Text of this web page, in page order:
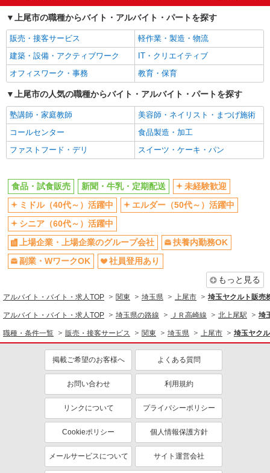
エルダー（50代～）活躍中
シニア（60代～）活躍中
上場企業・上場企業のグループ会
社
扶養内勤務OK
副業・WワークOK 社員登用あり
同じ職種から求人を探す
販売・接客サービス
食品・試食販売
ドライバー・配達
同じ特徴から求人を探す
上場企業・上場企業のグループ会
社
扶養内勤務OK
副業・WワークOK
上尾市の職種からバイト・アルバイト・パートを探す
販売・接客サービス
軽作業・製造・物流
建築・設備・アクティブワーク
IT・クリエイティブ
オフィスワーク・事務
教育・保育
上尾市の人気の職種からバイト・アルバイト・パートを探す
塾講師・家庭教師
美容師・ネイリスト・まつげ施術
コールセンター
食品製造・加工
ファストフード・デリ
スイーツ・ケーキ・パン
食品・試食販売 新聞・牛乳・定期配送
未経験歓迎
ミドル（40代～）活躍中
エルダー（50代～）活躍中
シニア（60代～）活躍中
上場企業・上場企業のグループ会社
扶養内勤務OK
副業・WワークOK
社員登用あり
もっと見る
アルバイト・バイト・求人TOP 関東 埼玉県 上尾市 埼玉ヤクルト販売
アルバイト・バイト・求人TOP 埼玉県の路線 ＪＲ高崎線 北上尾駅 埼
職種・条件一覧 販売・接客サービス 関東 埼玉県 上尾市 埼玉ヤク
掲載ご希望のお客様へ よくある質問
お問い合わせ 利用規約
リンクについて プライバシーポリシー
Cookieポリシー 個人情報保護方針
メールサービスについて サイト運営会社